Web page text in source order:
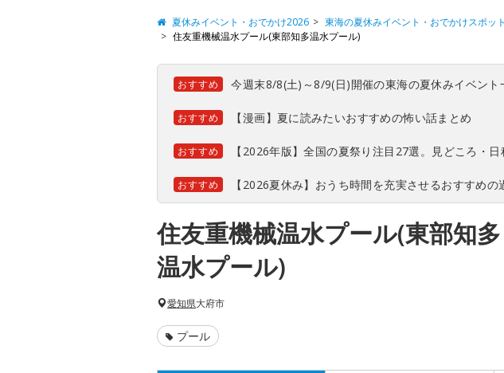
夏休みイベント・おでかけ2026 東海の夏休みイベント・おでかけスポット
住友重機械温水プール(東部知多温水プール)
おすすめ 今週末8/8(土)～8/9(日)開催の東海の夏休みイベント
おすすめ 【漫画】夏に読みたいおすすめの怖い話まとめ
おすすめ 【2026年版】全国の夏祭り注目27選。見どころ・日
おすすめ 【2026夏休み】おうち時間を充実させるおすすめの
住友重機械温水プール(東部知多
温水プール)
愛知県大府市
プール